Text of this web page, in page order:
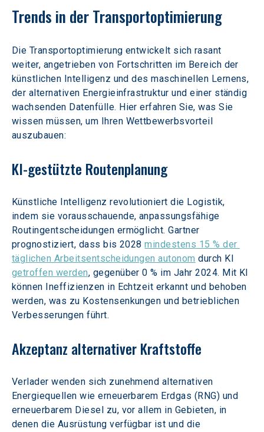
Trends in der Transportoptimierung
Die Transportoptimierung entwickelt sich rasant
weiter, angetrieben von Fortschritten im Bereich der
künstlichen Intelligenz und des maschinellen Lernens,
der alternativen Energieinfrastruktur und einer ständig
wachsenden Datenfülle. Hier erfahren Sie, was Sie
wissen müssen, um Ihren Wettbewerbsvorteil
auszubauen:
KI-gestützte Routenplanung
Künstliche Intelligenz revolutioniert die Logistik,
indem sie vorausschauende, anpassungsfähige
Routingentscheidungen ermöglicht. Gartner
prognostiziert, dass bis 2028 mindestens 15 % der
täglichen Arbeitsentscheidungen autonom durch KI
getroffen werden, gegenüber 0 % im Jahr 2024. Mit KI
können Ineffizienzen in Echtzeit erkannt und behoben
werden, was zu Kostensenkungen und betrieblichen
Verbesserungen führt.
Akzeptanz alternativer Kraftstoffe
Verlader wenden sich zunehmend alternativen
Energiequellen wie erneuerbarem Erdgas (RNG) und
erneuerbarem Diesel zu, vor allem in Gebieten, in
denen die Ausrüstung verfügbar ist und die